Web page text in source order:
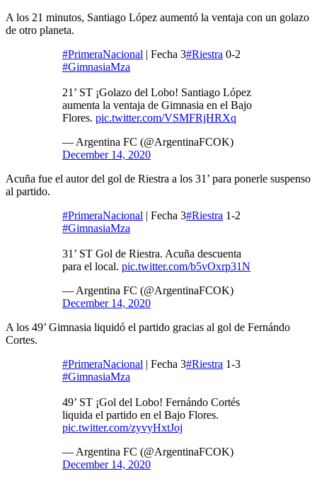
A los 21 minutos, Santiago López aumentó la ventaja con un golazo
de otro planeta.
#PrimeraNacional | Fecha 3#Riestra 0-2
#GimnasiaMza
21’ ST ¡Golazo del Lobo! Santiago López
aumenta la ventaja de Gimnasia en el Bajo
Flores. pic.twitter.com/VSMFRjHRXq
— Argentina FC (@ArgentinaFCOK)
December 14, 2020
Acuña fue el autor del gol de Riestra a los 31’ para ponerle suspenso
al partido.
#PrimeraNacional | Fecha 3#Riestra 1-2
#GimnasiaMza
31’ ST Gol de Riestra. Acuña descuenta
para el local. pic.twitter.com/b5vOxrp31N
— Argentina FC (@ArgentinaFCOK)
December 14, 2020
A los 49’ Gimnasia liquidó el partido gracias al gol de Fernándo
Cortes.
#PrimeraNacional | Fecha 3#Riestra 1-3
#GimnasiaMza
49’ ST ¡Gol del Lobo! Fernándo Cortés
liquida el partido en el Bajo Flores.
pic.twitter.com/zyvyHxtJoj
— Argentina FC (@ArgentinaFCOK)
December 14, 2020